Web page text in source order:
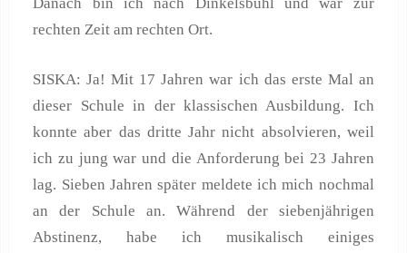
rechten Zeit am rechten Ort.
SISKA: Ja! Mit 17 Jahren war ich das erste Mal an
dieser Schule in der klassischen Ausbildung. Ich
konnte aber das dritte Jahr nicht absolvieren, weil
ich zu jung war und die Anforderung bei 23 Jahren
lag. Sieben Jahren später meldete ich mich nochmal
an der Schule an. Während der siebenjährigen
Abstinenz, habe ich musikalisch einiges